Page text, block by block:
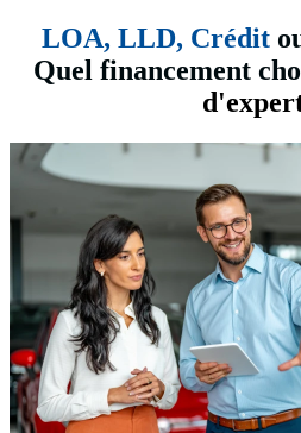
LOA, LLD, Crédit
Quel financement